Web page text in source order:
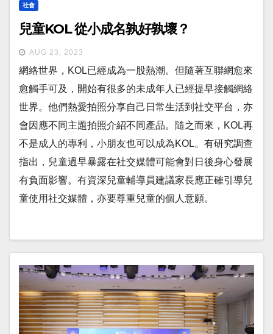
社會
兒童KOL 從小成名孰好孰壞？
AUG 23, 2023
網絡世界，KOL已經成為一股熱潮。但隨著互聯網愈來
愈觸手可及，開始有很多的未成年人已經提早接觸網絡
世界。他們熱愛拍照分享自己日常生活到社交平台，亦
會因應不同主題拍照介紹不同產品。隨之而來，KOL再
不是成人的專利，小朋友也可以成為KOL。有研究調查
指出，兒童過早暴露在社交媒體可能會對日後身心發展
有負面影響。有資深兒童輔導員建議家長應正確引導兒
童使用社交媒體，亦要尊重兒童的個人意願。